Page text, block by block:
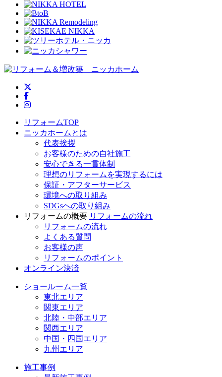
ニッカホーム公式Facebook
ニッカホーム公式Instagram
リフォームTOP
ニッカホームとは
代表挨拶
お客様のための自社施工
安心できる一貫体制
理想のリフォームを実現するには
保証・アフターサービス
環境への取り組み
SDGsへの取り組み
リフォームの概要 リフォームの流れ
リフォームの流れ
よくある質問
お客様の声
リフォームのポイント
オンライン決済
ショールーム一覧
東北エリア
関東エリア
北陸・中部エリア
関西エリア
中国・四国エリア
九州エリア
施工事例